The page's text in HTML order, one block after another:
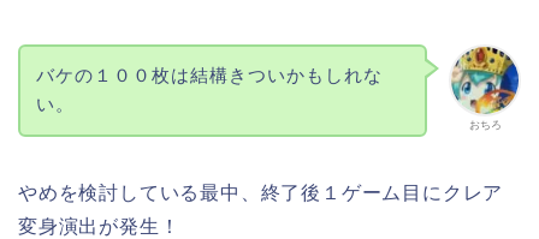
おちろ
バケの１００枚は結構きついかもしれな
い。
やめを検討している最中、終了後１ゲーム目にクレア
変身演出が発生！